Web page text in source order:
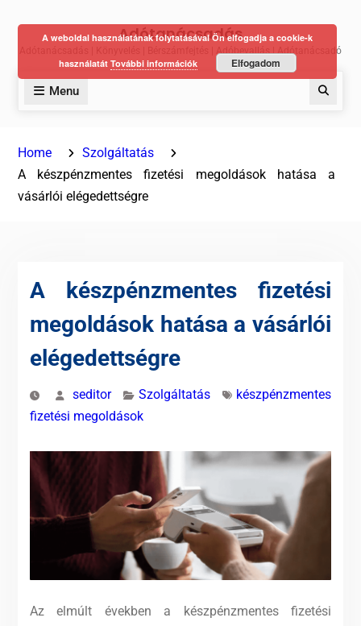
Adótanácsadás
Adótanácsadás | Könyvelés | Bérszámfejtés | Adóbevallás | Adótanácsadó
Menu
Home
Szolgáltatás
A készpénzmentes fizetési megoldások hatása a
vásárlói elégedettségre
A készpénzmentes fizetési
megoldások hatása a vásárlói
elégedettségre
seditor Szolgáltatás
készpénzmentes
fizetési megoldások
Az elmúlt években a készpénzmentes fizetési
A weboldal használatának folytatásával Ön elfogadja a cookie-k
használatát További információk Elfogadom